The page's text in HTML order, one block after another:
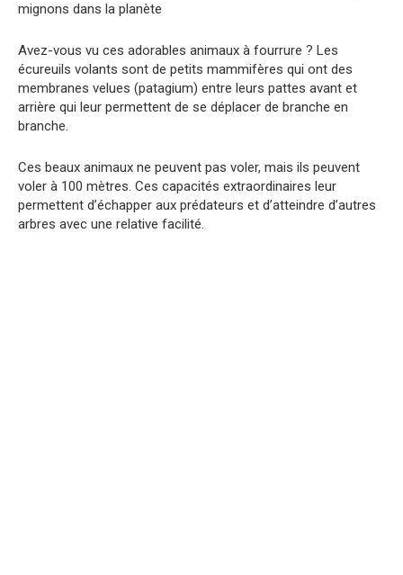
mignons dans la planète
Avez-vous vu ces adorables animaux à fourrure ? Les
écureuils volants sont de petits mammifères qui ont des
membranes velues (patagium) entre leurs pattes avant et
arrière qui leur permettent de se déplacer de branche en
branche.
Ces beaux animaux ne peuvent pas voler, mais ils peuvent
voler à 100 mètres. Ces capacités extraordinaires leur
permettent d’échapper aux prédateurs et d’atteindre d’autres
arbres avec une relative facilité.